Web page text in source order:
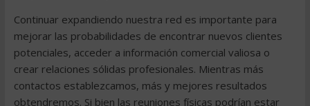
Continuar expandiendo nuestra red es importante para
mejorar las probabilidades de encontrar nuevos clientes
potenciales, acceder a información comercial valiosa o
crear relaciones sólidas profesionales. Mientras más
contactos establezcamos, más y mejores resultados
obtendremos. Si bien las reuniones físicas podrían estar